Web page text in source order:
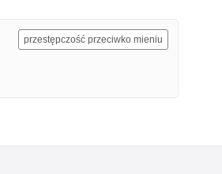
przestępczość przeciwko mieniu